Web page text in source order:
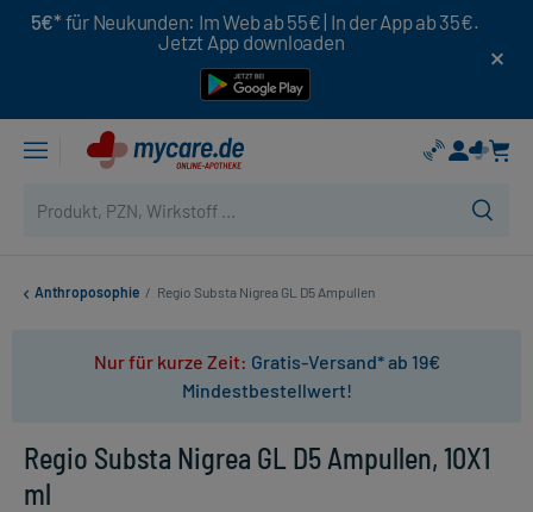
5€* für Neukunden: Im Web ab 55€ | In der App ab 35€.
Jetzt App downloaden
Anthroposophie / Regio Substa Nigrea GL D5 Ampullen
Nur für kurze Zeit: Gratis-Versand* ab 19€
Mindestbestellwert!
Regio Substa Nigrea GL D5 Ampullen, 10X1
ml